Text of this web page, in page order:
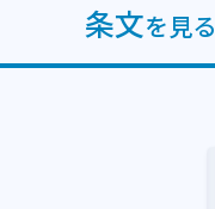
条文を見る